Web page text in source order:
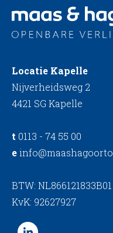
Locatie Kapelle
Nijverheidsweg 2
4421 SG Kapelle
t 0113 - 74 55 00
e
BTW: NL866121833B01
KvK: 92627927